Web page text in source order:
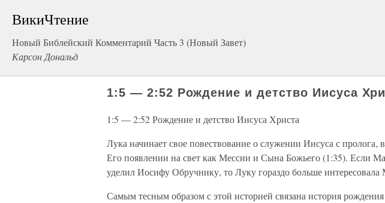
ВикиЧтение
Новый Библейский Комментарий Часть 3 (Новый Завет)
Карсон Дональд
1:5 — 2:52 Рождение и детство Иисуса
1:5 — 2:52 Рождение и детство Иисуса Христа
Лука начинает свое повествование о служении Иисуса с пролога,
Его появлении на свет как Мессии и Сына Божьего (1:35). Если
уделил Иосифу Обручнику, то Луку гораздо больше интересовала
Самым тесным образом с этой историей связана история